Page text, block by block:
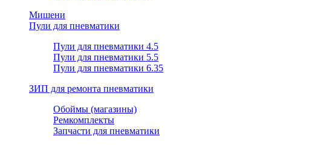
Мишени
Пули для пневматики
Пули для пневматики 4.5
Пули для пневматики 5.5
Пули для пневматики 6.35
ЗИП для ремонта пневматики
Обоймы (магазины)
Ремкомплекты
Запчасти для пневматики